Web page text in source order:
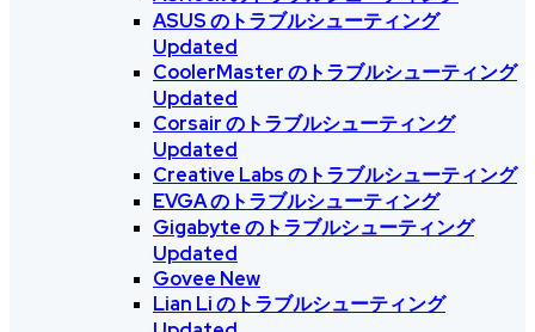
ASUS のトラブルシューティング
Updated
CoolerMaster のトラブルシューティング
Updated
Corsair のトラブルシューティング
Updated
Creative Labs のトラブルシューティング
EVGA のトラブルシューティング
Gigabyte のトラブルシューティング
Updated
Govee New
Lian Li のトラブルシューティング